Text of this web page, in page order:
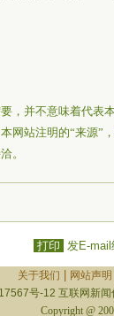
，并不意味着代表
网站注明的“来源”
。
打印 发E-mail
关于我们 网站声明
号-12 互联网新
Copyright @